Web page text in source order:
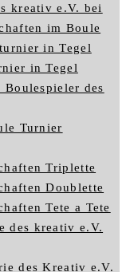
kreativ e.V. bei
im Boule
in Tegel
in Tegel
des
Turnier
Triplette
Doublette
Tete a Tete
des kreativ e.V.
des Kreativ e.V.